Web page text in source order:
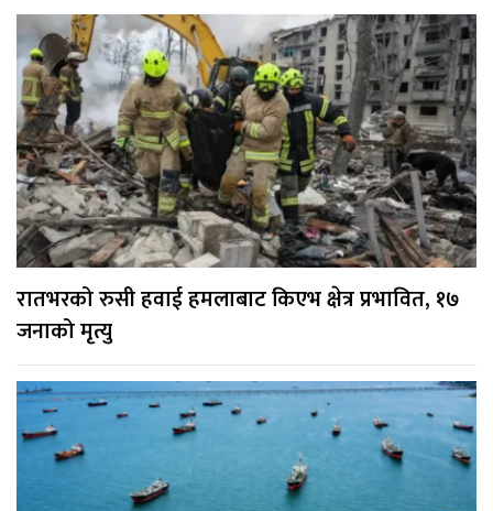
रातभरको रुसी हवाई हमलाबाट किएभ क्षेत्र प्रभावित, १७
जनाको मृत्यु